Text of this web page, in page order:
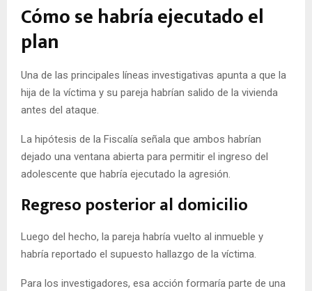
Cómo se habría ejecutado el
plan
Una de las principales líneas investigativas apunta a que la
hija de la víctima y su pareja habrían salido de la vivienda
antes del ataque.
La hipótesis de la Fiscalía señala que ambos habrían
dejado una ventana abierta para permitir el ingreso del
adolescente que habría ejecutado la agresión.
Regreso posterior al domicilio
Luego del hecho, la pareja habría vuelto al inmueble y
habría reportado el supuesto hallazgo de la víctima.
Para los investigadores, esa acción formaría parte de una